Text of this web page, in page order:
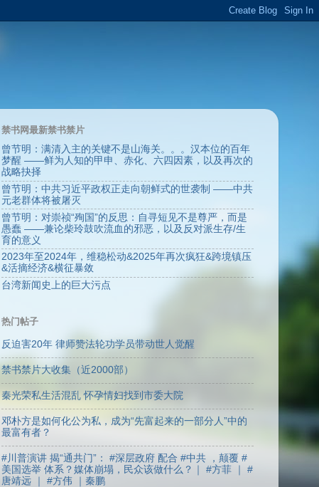
禁书网最新禁书禁片
曾节明：满清入主的关键不是山海关。。。汉本位的百年
梦醒 ——鲜为人知的甲申、赤化、六四因素，以及再次的
战略抉择
曾节明：中共习近平政权正走向朝鲜式的世袭制 ——中共
元老群体将被屠灭
曾节明：对崇祯“殉国”的反思：自寻短见不是尊严，而是
愚蠢 ——兼论柴玲鼓吹流血的邪恶，以及反对派生存/生
育的意义
2023年至2024年，维稳松动&2025年再次疯狂&跨境镇压
&活摘经济&横征暴敛
台湾新闻史上的巨大污点
热门帖子
反迫害20年 律师赞法轮功学员带动世人觉醒
禁书禁片大收集（近2000部）
秦光荣私生活混乱 怀孕情妇找到市委大院
邓朴方是如何化公为私，成为“先富起来的一部分人”中的
最富有者？
#川普演讲 揭“通共门”： #深层政府 配合 #中共 ，颠覆 #
美国选举 体系？媒体崩塌，民众该做什么？｜ #方菲 ｜ #
唐靖远 ｜ #方伟 ｜秦鹏